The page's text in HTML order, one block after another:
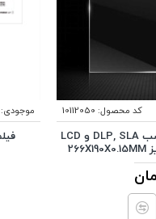
کد محصول: 10112050
فیلم FEP مناسب مناسب DLP, SLA و LCD
موجودی: